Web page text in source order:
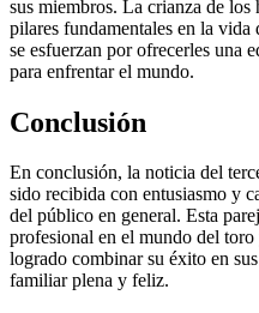
sus miembros. La crianza de
pilares fundamentales en la
se esfuerzan por ofrecerles una
para enfrentar el mundo.
Conclusión
En conclusión, la noticia del
sido recibida con entusiasmo y
del público en general. Esta
profesional en el mundo del
logrado combinar su éxito en
familiar plena y feliz.